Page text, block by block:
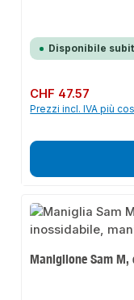
Disponibile
Prezzo normale:
CHF 47.57
Prezzi incl. IVA più
Maniglione Sam